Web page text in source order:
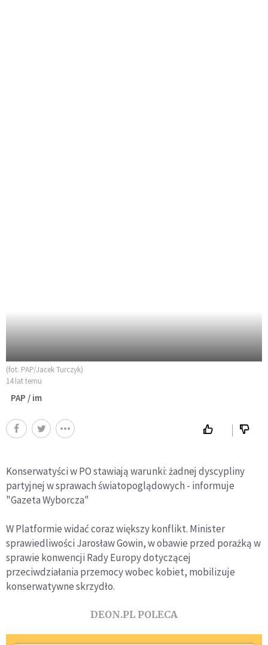
(fot. PAP/Jacek Turczyk)
14 lat temu
PAP / im
Konserwatyści w PO stawiają warunki: żadnej dyscypliny
partyjnej w sprawach światopoglądowych - informuje
"Gazeta Wyborcza"
W Platformie widać coraz większy konflikt. Minister
sprawiedliwości Jarosław Gowin, w obawie przed porażką w
sprawie konwencji Rady Europy dotyczącej
przeciwdziałania przemocy wobec kobiet, mobilizuje
konserwatywne skrzydło.
DEON.PL POLECA